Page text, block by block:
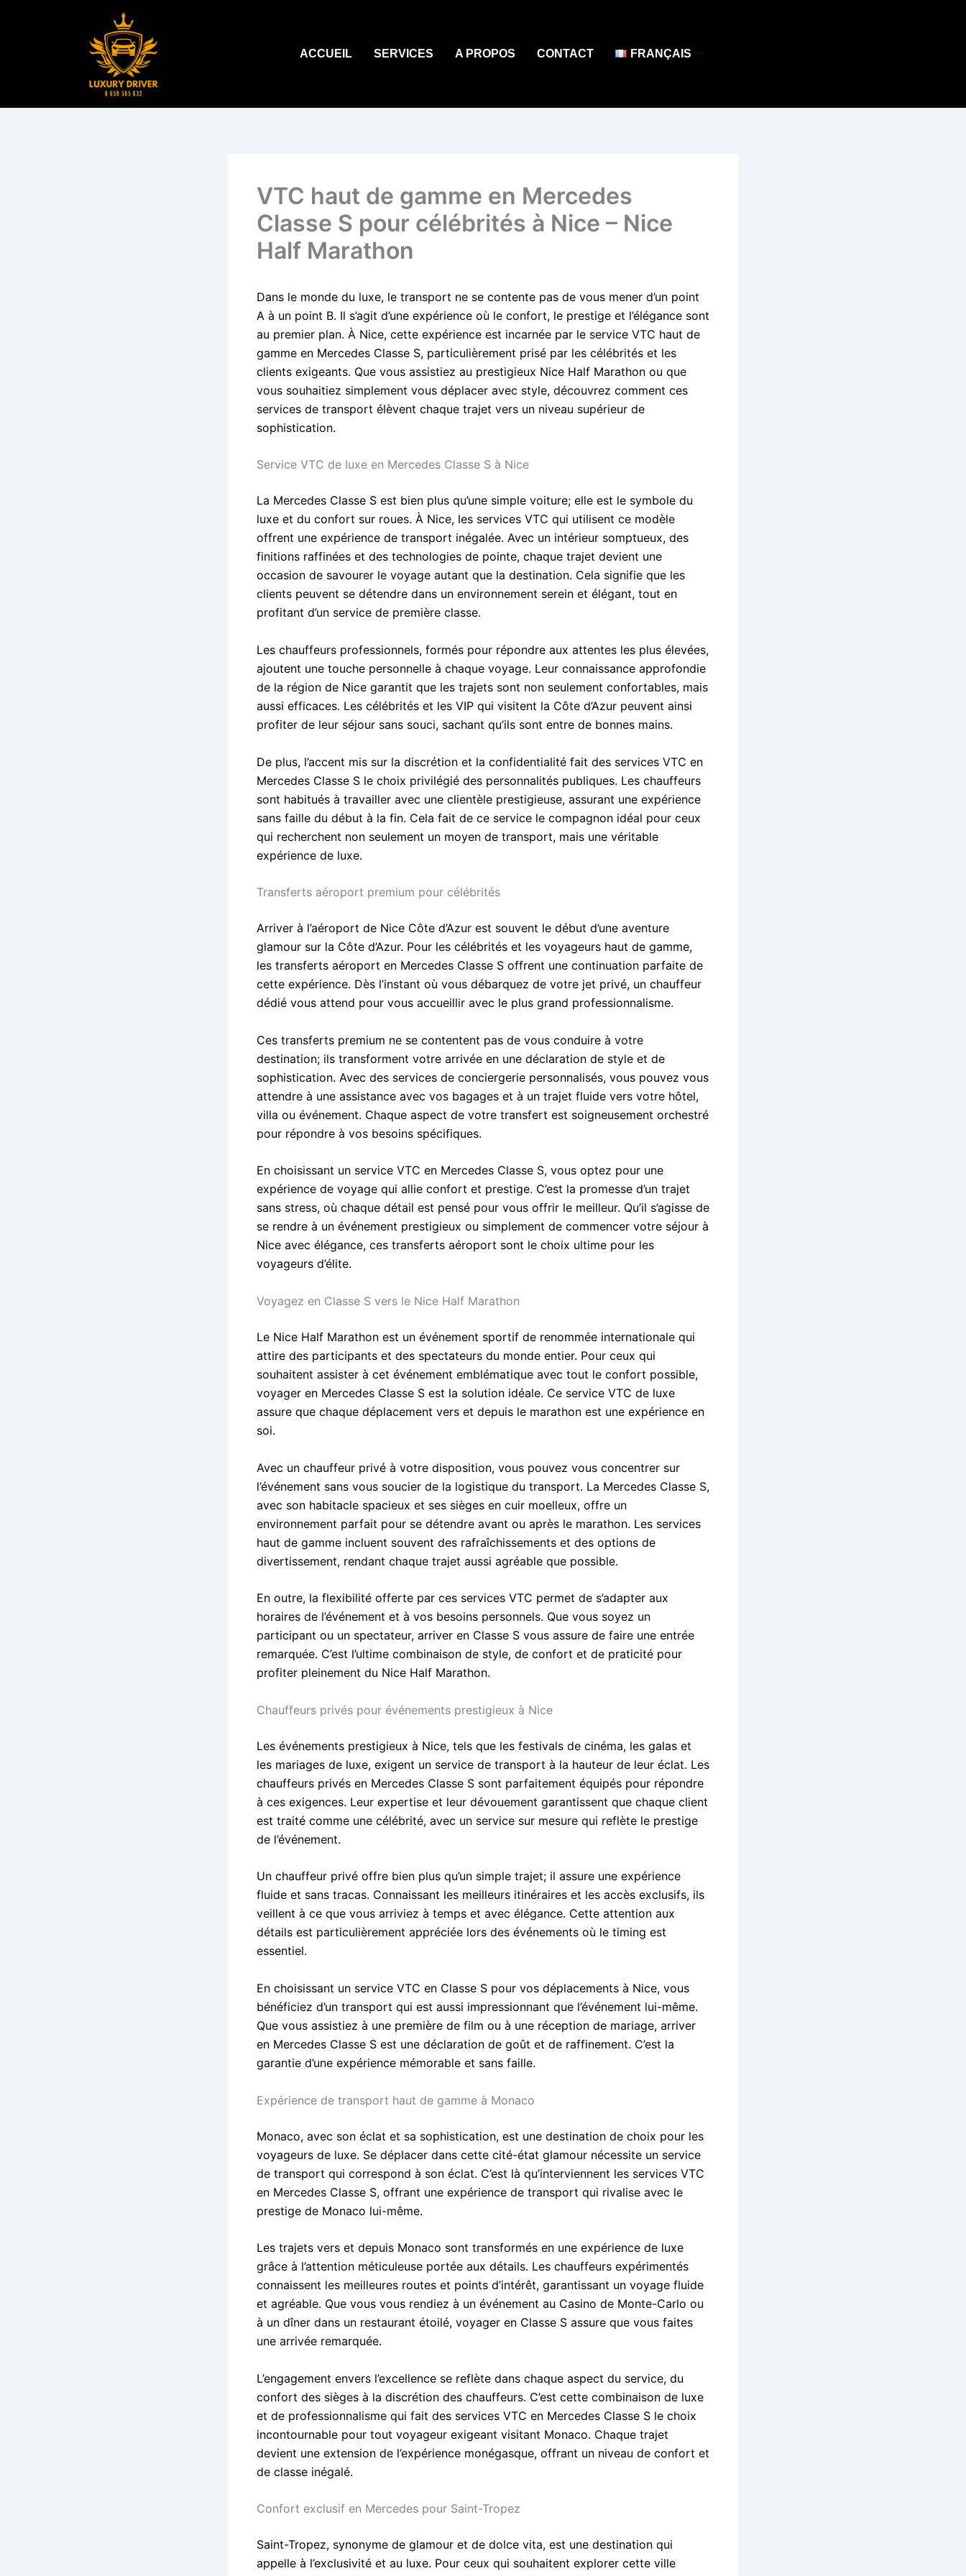
ACCUEIL SERVICES A PROPOS CONTACT FRANÇAIS
VTC haut de gamme en Mercedes
Classe S pour célébrités à Nice – Nice
Half Marathon
Dans le monde du luxe, le transport ne se contente pas de vous mener d’un point
A à un point B. Il s’agit d’une expérience où le confort, le prestige et l’élégance sont
au premier plan. À Nice, cette expérience est incarnée par le service VTC haut de
gamme en Mercedes Classe S, particulièrement prisé par les célébrités et les
clients exigeants. Que vous assistiez au prestigieux Nice Half Marathon ou que
vous souhaitiez simplement vous déplacer avec style, découvrez comment ces
services de transport élèvent chaque trajet vers un niveau supérieur de
sophistication.
Service VTC de luxe en Mercedes Classe S à Nice
La Mercedes Classe S est bien plus qu’une simple voiture; elle est le symbole du
luxe et du confort sur roues. À Nice, les services VTC qui utilisent ce modèle
offrent une expérience de transport inégalée. Avec un intérieur somptueux, des
finitions raffinées et des technologies de pointe, chaque trajet devient une
occasion de savourer le voyage autant que la destination. Cela signifie que les
clients peuvent se détendre dans un environnement serein et élégant, tout en
profitant d’un service de première classe.
Les chauffeurs professionnels, formés pour répondre aux attentes les plus élevées,
ajoutent une touche personnelle à chaque voyage. Leur connaissance approfondie
de la région de Nice garantit que les trajets sont non seulement confortables, mais
aussi efficaces. Les célébrités et les VIP qui visitent la Côte d’Azur peuvent ainsi
profiter de leur séjour sans souci, sachant qu’ils sont entre de bonnes mains.
De plus, l’accent mis sur la discrétion et la confidentialité fait des services VTC en
Mercedes Classe S le choix privilégié des personnalités publiques. Les chauffeurs
sont habitués à travailler avec une clientèle prestigieuse, assurant une expérience
sans faille du début à la fin. Cela fait de ce service le compagnon idéal pour ceux
qui recherchent non seulement un moyen de transport, mais une véritable
expérience de luxe.
Transferts aéroport premium pour célébrités
Arriver à l’aéroport de Nice Côte d’Azur est souvent le début d’une aventure
glamour sur la Côte d’Azur. Pour les célébrités et les voyageurs haut de gamme,
les transferts aéroport en Mercedes Classe S offrent une continuation parfaite de
cette expérience. Dès l’instant où vous débarquez de votre jet privé, un chauffeur
dédié vous attend pour vous accueillir avec le plus grand professionnalisme.
Ces transferts premium ne se contentent pas de vous conduire à votre
destination; ils transforment votre arrivée en une déclaration de style et de
sophistication. Avec des services de conciergerie personnalisés, vous pouvez vous
attendre à une assistance avec vos bagages et à un trajet fluide vers votre hôtel,
villa ou événement. Chaque aspect de votre transfert est soigneusement orchestré
pour répondre à vos besoins spécifiques.
En choisissant un service VTC en Mercedes Classe S, vous optez pour une
expérience de voyage qui allie confort et prestige. C’est la promesse d’un trajet
sans stress, où chaque détail est pensé pour vous offrir le meilleur. Qu’il s’agisse de
se rendre à un événement prestigieux ou simplement de commencer votre séjour à
Nice avec élégance, ces transferts aéroport sont le choix ultime pour les
voyageurs d’élite.
Voyagez en Classe S vers le Nice Half Marathon
Le Nice Half Marathon est un événement sportif de renommée internationale qui
attire des participants et des spectateurs du monde entier. Pour ceux qui
souhaitent assister à cet événement emblématique avec tout le confort possible,
voyager en Mercedes Classe S est la solution idéale. Ce service VTC de luxe
assure que chaque déplacement vers et depuis le marathon est une expérience en
soi.
Avec un chauffeur privé à votre disposition, vous pouvez vous concentrer sur
l’événement sans vous soucier de la logistique du transport. La Mercedes Classe S,
avec son habitacle spacieux et ses sièges en cuir moelleux, offre un
environnement parfait pour se détendre avant ou après le marathon. Les services
haut de gamme incluent souvent des rafraîchissements et des options de
divertissement, rendant chaque trajet aussi agréable que possible.
En outre, la flexibilité offerte par ces services VTC permet de s’adapter aux
horaires de l’événement et à vos besoins personnels. Que vous soyez un
participant ou un spectateur, arriver en Classe S vous assure de faire une entrée
remarquée. C’est l’ultime combinaison de style, de confort et de praticité pour
profiter pleinement du Nice Half Marathon.
Chauffeurs privés pour événements prestigieux à Nice
Les événements prestigieux à Nice, tels que les festivals de cinéma, les galas et
les mariages de luxe, exigent un service de transport à la hauteur de leur éclat. Les
chauffeurs privés en Mercedes Classe S sont parfaitement équipés pour répondre
à ces exigences. Leur expertise et leur dévouement garantissent que chaque client
est traité comme une célébrité, avec un service sur mesure qui reflète le prestige
de l’événement.
Un chauffeur privé offre bien plus qu’un simple trajet; il assure une expérience
fluide et sans tracas. Connaissant les meilleurs itinéraires et les accès exclusifs, ils
veillent à ce que vous arriviez à temps et avec élégance. Cette attention aux
détails est particulièrement appréciée lors des événements où le timing est
essentiel.
En choisissant un service VTC en Classe S pour vos déplacements à Nice, vous
bénéficiez d’un transport qui est aussi impressionnant que l’événement lui-même.
Que vous assistiez à une première de film ou à une réception de mariage, arriver
en Mercedes Classe S est une déclaration de goût et de raffinement. C’est la
garantie d’une expérience mémorable et sans faille.
Expérience de transport haut de gamme à Monaco
Monaco, avec son éclat et sa sophistication, est une destination de choix pour les
voyageurs de luxe. Se déplacer dans cette cité-état glamour nécessite un service
de transport qui correspond à son éclat. C’est là qu’interviennent les services VTC
en Mercedes Classe S, offrant une expérience de transport qui rivalise avec le
prestige de Monaco lui-même.
Les trajets vers et depuis Monaco sont transformés en une expérience de luxe
grâce à l’attention méticuleuse portée aux détails. Les chauffeurs expérimentés
connaissent les meilleures routes et points d’intérêt, garantissant un voyage fluide
et agréable. Que vous vous rendiez à un événement au Casino de Monte-Carlo ou
à un dîner dans un restaurant étoilé, voyager en Classe S assure que vous faites
une arrivée remarquée.
L’engagement envers l’excellence se reflète dans chaque aspect du service, du
confort des sièges à la discrétion des chauffeurs. C’est cette combinaison de luxe
et de professionnalisme qui fait des services VTC en Mercedes Classe S le choix
incontournable pour tout voyageur exigeant visitant Monaco. Chaque trajet
devient une extension de l’expérience monégasque, offrant un niveau de confort et
de classe inégalé.
Confort exclusif en Mercedes pour Saint-Tropez
Saint-Tropez, synonyme de glamour et de dolce vita, est une destination qui
appelle à l’exclusivité et au luxe. Pour ceux qui souhaitent explorer cette ville